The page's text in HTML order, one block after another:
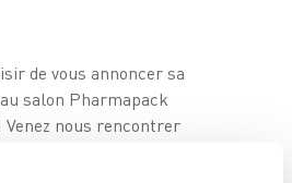
de vous annoncer sa
salon Pharmapack
Venez nous rencontrer